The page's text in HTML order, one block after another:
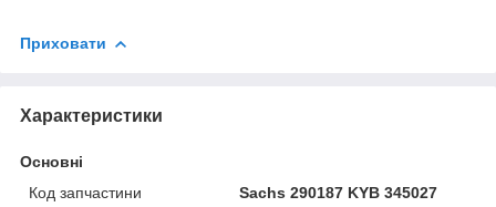
Приховати
Характеристики
Основні
Код запчастини
Sachs 290187 KYB 345027